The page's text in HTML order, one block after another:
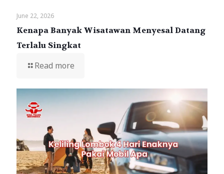
June 22, 2026
Kenapa Banyak Wisatawan Menyesal Datang
Terlalu Singkat
Read more